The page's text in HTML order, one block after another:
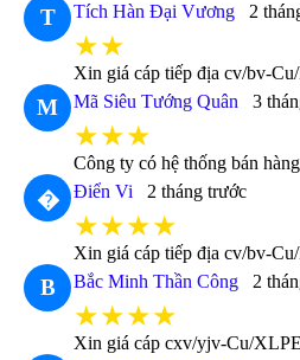
T Tích Hàn Đại Vương 2
★★
Xin giá cáp tiếp địa cv/bv-
M Mã Siêu Tướng Quân 3
★★★
Công ty có hệ thống bán
� Điển Vi 2 tháng trước
★★★★
Xin giá cáp tiếp địa cv/bv-
B Bắc Minh Thần Công 2
★★★★
Xin giá cáp cxv/yjv-Cu/